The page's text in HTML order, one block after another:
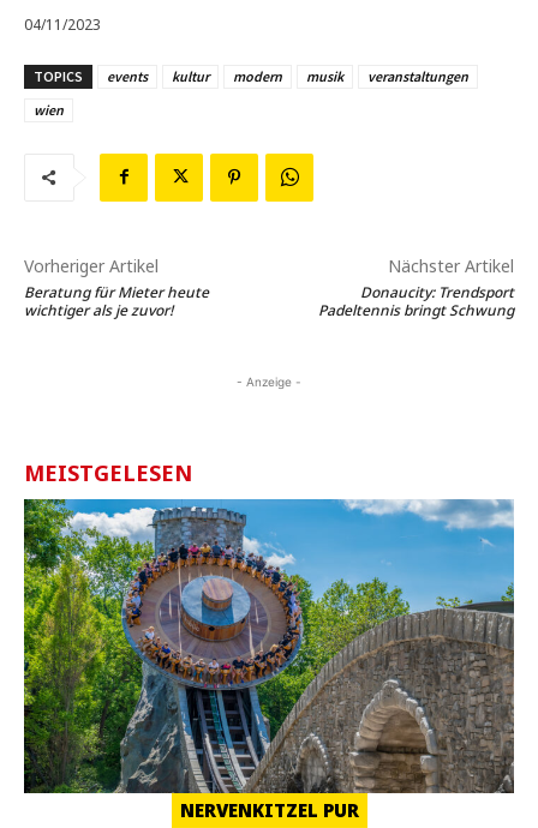
04/11/2023
TOPICS events kultur modern musik
veranstaltungen
wien
Vorheriger Artikel
Beratung für Mieter heute
wichtiger als je zuvor!
Nächster Artikel
Donaucity: Trendsport
Padeltennis bringt Schwung
- Anzeige -
MEISTGELESEN
NERVENKITZEL PUR